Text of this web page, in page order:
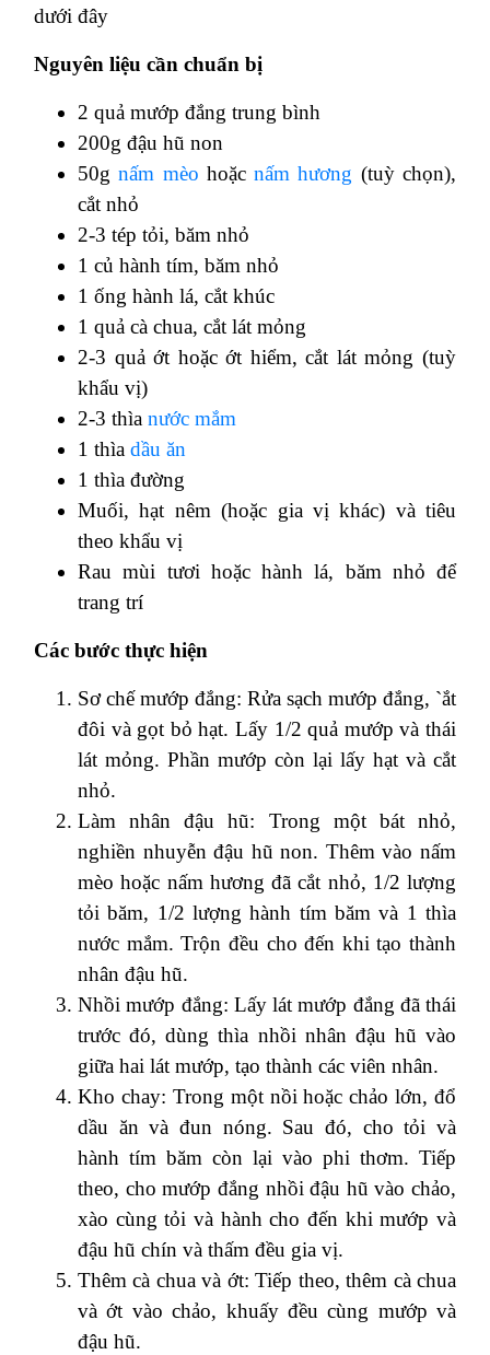
dưới đây
Nguyên liệu cần chuẩn bị
2 quả mướp đắng trung bình
200g đậu hũ non
50g nấm mèo hoặcnấm hương (tuỳ chọn),
cắt nhỏ
2-3 tép tỏi, băm nhỏ
1 củ hành tím, băm nhỏ
1 ống hành lá, cắt khúc
1 quả cà chua, cắt lát mỏng
2-3 quả ớt hoặc ớt hiểm, cắt lát mỏng (tuỳ
khẩu vị)
2-3 thìa nước mắm
1 thìa dầu ăn
1 thìa đường
Muối, hạt nêm (hoặc gia vị khác) và tiêu
theo khẩu vị
Rau mùi tươi hoặc hành lá, băm nhỏ để
trang trí
Các bước thực hiện
Sơ chế mướp đắng: Rửa sạch mướp đắng, `ắt
đôi và gọt bỏ hạt. Lấy 1/2 quả mướp và thái
lát mỏng. Phần mướp còn lại lấy hạt và cắt
nhỏ.
Làm nhân đậu hũ: Trong một bát nhỏ,
nghiền nhuyễn đậu hũ non. Thêm vào nấm
mèo hoặc nấm hương đã cắt nhỏ, 1/2 lượng
tỏi băm, 1/2 lượng hành tím băm và 1 thìa
nước mắm. Trộn đều cho đến khi tạo thành
nhân đậu hũ.
Nhồi mướp đắng: Lấy lát mướp đắng đã thái
trước đó, dùng thìa nhồi nhân đậu hũ vào
giữa hai lát mướp, tạo thành các viên nhân.
Kho chay: Trong một nồi hoặc chảo lớn, đổ
dầu ăn và đun nóng. Sau đó, cho tỏi và
hành tím băm còn lại vào phi thơm. Tiếp
theo, cho mướp đắng nhồi đậu hũ vào chảo,
xào cùng tỏi và hành cho đến khi mướp và
đậu hũ chín và thấm đều gia vị.
Thêm cà chua và ớt: Tiếp theo, thêm cà chua
và ớt vào chảo, khuấy đều cùng mướp và
đậu hũ.